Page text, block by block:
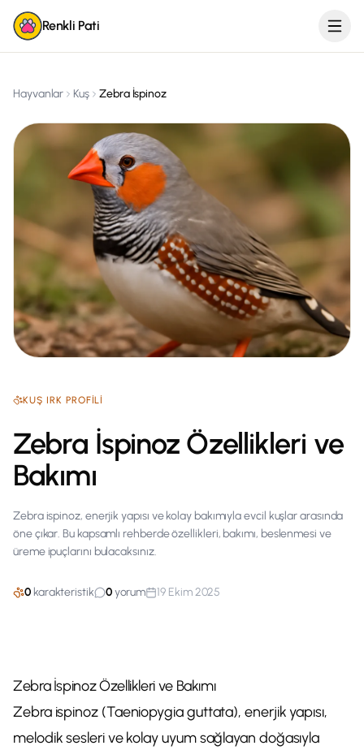
Renkli Pati
Hayvanlar Kuş Zebra İspinoz
KUŞ IRK PROFILI
Zebra İspinoz Özellikleri ve
Bakımı
Zebra ispinoz, enerjik yapısı ve kolay bakımıyla evcil kuşlar arasında
öne çıkar. Bu kapsamlı rehberde özellikleri, bakımı, beslenmesi ve
üreme ipuçlarını bulacaksınız.
0 karakteristik 0yorum 19 Ekim 2025
Zebra İspinoz Özellikleri ve Bakımı
Zebra ispinoz (Taeniopygia guttata), enerjik yapısı,
melodik sesleri ve kolay uyum sağlayan doğasıyla